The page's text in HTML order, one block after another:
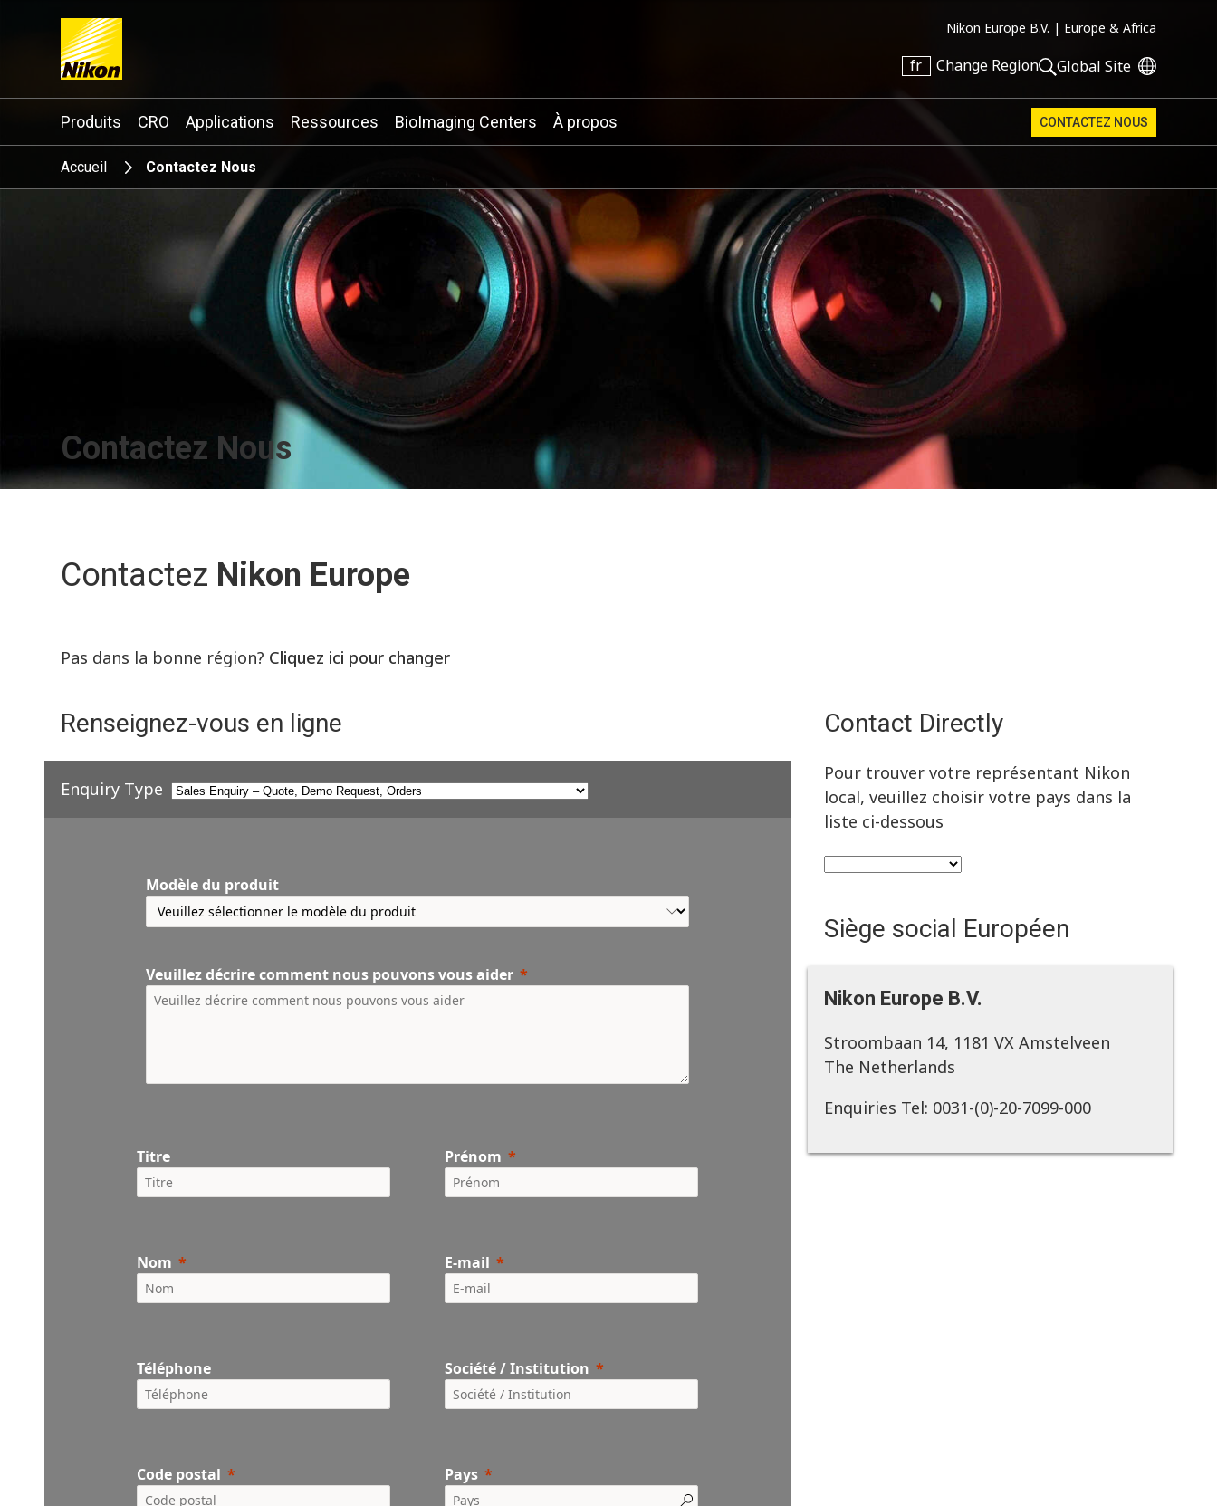
Nikon Europe B.V. | Europe & Africa
fr Change Region Global Site
Search keyword(s)
Produits CRO Applications Ressources BioImaging Centers À propos CONTACTEZ NOUS
Accueil Contactez Nous
Contactez Nous
Contactez Nikon Europe
Pas dans la bonne région? Cliquez ici pour changer
Renseignez-vous en ligne
Enquiry Type
Modèle du produit
Veuillez décrire comment nous pouvons vous aider
Titre Prénom
Nom E-mail
Téléphone Société / Institution
Code postal Pays
Contact Directly
Pour trouver votre représentant Nikon
local, veuillez choisir votre pays dans la
liste ci-dessous
Siège social Européen
Nikon Europe B.V.
Stroombaan 14, 1181 VX Amstelveen
The Netherlands
Enquiries Tel: 0031-(0)-20-7099-000